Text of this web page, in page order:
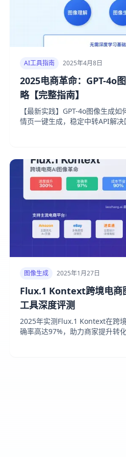
AI工具指南 2025年4月8日
2025电商革命：GPT-4o
略【完整指南】
【最新实践】GPT-4o图像生成
情页一键生成，稳定中转API解决
图像生成 2025年1月27日
Flux.1 Kontext跨境电商
工具深度评测
2025年实测Flux.1 Kontext在跨
确率高达97%，助力商家提升转